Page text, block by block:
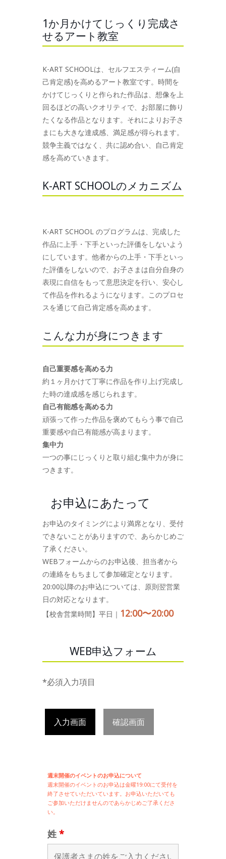
1か月かけてじっくり完成さ
せるアート教室
K-ART SCHOOLは、セルフエスティーム(自
己肯定感)を高めるアート教室です。時間を
かけてじっくりと作られた作品は、想像を上
回るほどの高いクオリティで、お部屋に飾り
たくなる作品となります。それによりお子さ
まにも大きな達成感、満足感が得られます。
競争主義ではなく、共に認め合い、自己肯定
感を高めていきます。
K-ART SCHOOLのメカニズム
K-ART SCHOOL のプログラムは、完成した
作品に上手・下手といった評価をしないよう
にしています。他者からの上手・下手といっ
た評価をしないので、お子さまは自分自身の
表現に自信をもって意思決定を行い、安心し
て作品を作れるようになります。このプロセ
スを通じて自己肯定感を高めます。
こんな力が身につきます
自己重要感を高める力
約１ヶ月かけて丁寧に作品を作り上げ完成し
た時の達成感を感じられます。
自己有能感を高める力
頑張って作った作品を褒めてもらう事で自己
重要感や自己有能感が高まります。
集中力
一つの事にじっくりと取り組む集中力が身に
つきます。
お申込にあたって
お申込のタイミングにより満席となり、受付
できないことがありますので、あらかじめご
了承ください。
WEBフォームからのお申込後、担当者から
の連絡をもちまして参加確定となります。
20:00以降のお申込については、原則翌営業
日の対応となります。
【校舎営業時間】平日｜ 12:00〜20:00
WEB申込フォーム
*必須入力項目
入力画面 確認画面
週末開催のイベントのお申込について
週末開催のイベントのお申込は金曜19:00にて受付を
終了させていただいています。お申込いただいても
ご参加いただけませんのであらかじめご了承くださ
い。
姓 *